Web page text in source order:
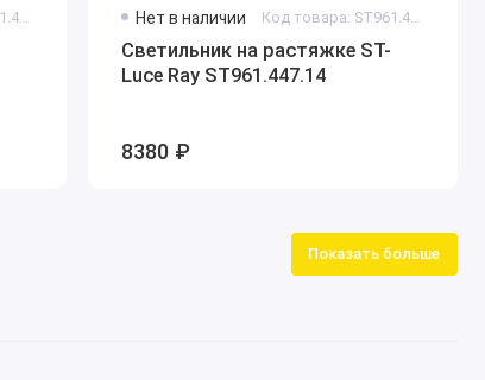
Код товара: ST961.447.09 Нет в наличии Код товара: ST961.447.14
Светильник на растяжке ST-
Luce Ray ST961.447.14
8380 ₽
Показать больше